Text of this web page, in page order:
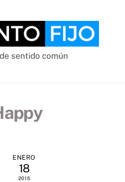
sentido común
ENERO
18
2015